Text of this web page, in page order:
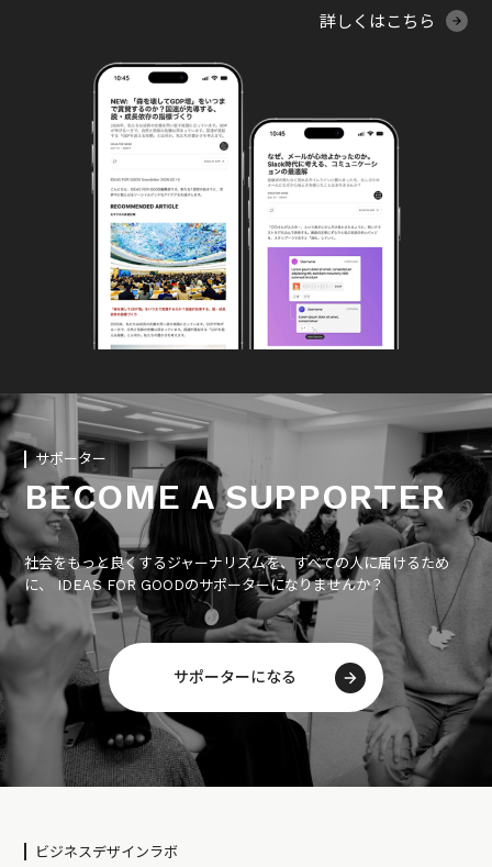
詳しくはこちら
サポーター
BECOME A SUPPORTER
社会をもっと良くするジャーナリズムを、すべての人に届けるため
に、 IDEAS FOR GOODのサポーターになりませんか？
サポーターになる
ビジネスデザインラボ